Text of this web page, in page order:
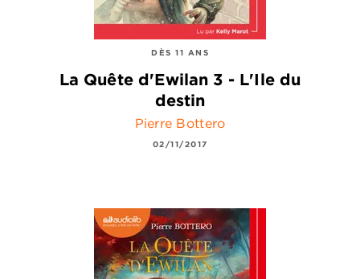
DÈS 11 ANS
La Quête d'Ewilan 3 - L'Ile du
destin
Pierre Bottero
02/11/2017